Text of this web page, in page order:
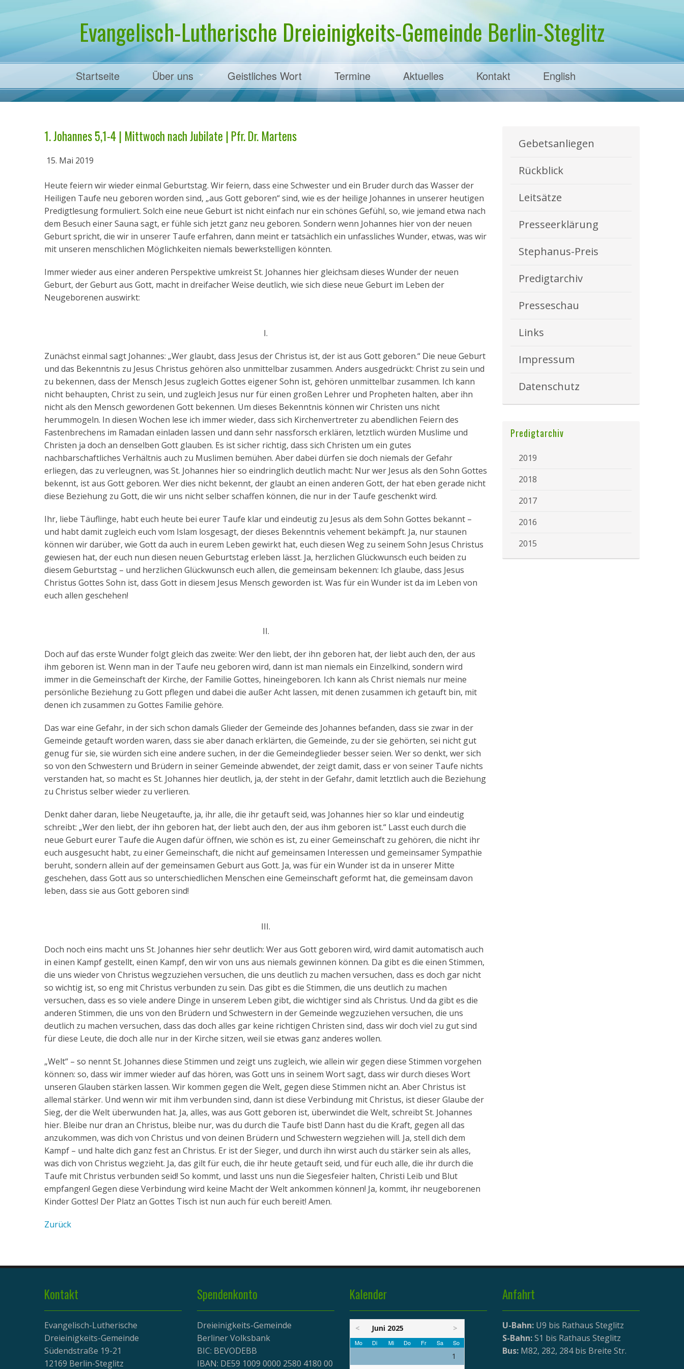
Evangelisch-Lutherische Dreieinigkeits-Gemeinde Berlin-Steglitz
Startseite
Über uns
Pfarrer Dr. Martens
Geistliches Wort Termine Aktuelles Kontakt English
1. Johannes 5,1-4 | Mittwoch nach Jubilate | Pfr. Dr. Martens
15. Mai 2019
Heute feiern wir wieder einmal Geburtstag. Wir feiern, dass eine Schwester und ein Bruder durch das Wasser der
Heiligen Taufe neu geboren worden sind, „aus Gott geboren“ sind, wie es der heilige Johannes in unserer heutigen
Predigtlesung formuliert. Solch eine neue Geburt ist nicht einfach nur ein schönes Gefühl, so, wie jemand etwa nach
dem Besuch einer Sauna sagt, er fühle sich jetzt ganz neu geboren. Sondern wenn Johannes hier von der neuen
Geburt spricht, die wir in unserer Taufe erfahren, dann meint er tatsächlich ein unfassliches Wunder, etwas, was wir
mit unseren menschlichen Möglichkeiten niemals bewerkstelligen könnten.
Immer wieder aus einer anderen Perspektive umkreist St. Johannes hier gleichsam dieses Wunder der neuen
Geburt, der Geburt aus Gott, macht in dreifacher Weise deutlich, wie sich diese neue Geburt im Leben der
Neugeborenen auswirkt:
I.
Zunächst einmal sagt Johannes: „Wer glaubt, dass Jesus der Christus ist, der ist aus Gott geboren.“ Die neue Geburt
und das Bekenntnis zu Jesus Christus gehören also unmittelbar zusammen. Anders ausgedrückt: Christ zu sein und
zu bekennen, dass der Mensch Jesus zugleich Gottes eigener Sohn ist, gehören unmittelbar zusammen. Ich kann
nicht behaupten, Christ zu sein, und zugleich Jesus nur für einen großen Lehrer und Propheten halten, aber ihn
nicht als den Mensch gewordenen Gott bekennen. Um dieses Bekenntnis können wir Christen uns nicht
herummogeln. In diesen Wochen lese ich immer wieder, dass sich Kirchenvertreter zu abendlichen Feiern des
Fastenbrechens im Ramadan einladen lassen und dann sehr nassforsch erklären, letztlich würden Muslime und
Christen ja doch an denselben Gott glauben. Es ist sicher richtig, dass sich Christen um ein gutes
nachbarschaftliches Verhältnis auch zu Muslimen bemühen. Aber dabei dürfen sie doch niemals der Gefahr
erliegen, das zu verleugnen, was St. Johannes hier so eindringlich deutlich macht: Nur wer Jesus als den Sohn Gottes
bekennt, ist aus Gott geboren. Wer dies nicht bekennt, der glaubt an einen anderen Gott, der hat eben gerade nicht
diese Beziehung zu Gott, die wir uns nicht selber schaffen können, die nur in der Taufe geschenkt wird.
Ihr, liebe Täuflinge, habt euch heute bei eurer Taufe klar und eindeutig zu Jesus als dem Sohn Gottes bekannt –
und habt damit zugleich euch vom Islam losgesagt, der dieses Bekenntnis vehement bekämpft. Ja, nur staunen
können wir darüber, wie Gott da auch in eurem Leben gewirkt hat, euch diesen Weg zu seinem Sohn Jesus Christus
gewiesen hat, der euch nun diesen neuen Geburtstag erleben lässt. Ja, herzlichen Glückwunsch euch beiden zu
diesem Geburtstag – und herzlichen Glückwunsch euch allen, die gemeinsam bekennen: Ich glaube, dass Jesus
Christus Gottes Sohn ist, dass Gott in diesem Jesus Mensch geworden ist. Was für ein Wunder ist da im Leben von
euch allen geschehen!
II.
Doch auf das erste Wunder folgt gleich das zweite: Wer den liebt, der ihn geboren hat, der liebt auch den, der aus
ihm geboren ist. Wenn man in der Taufe neu geboren wird, dann ist man niemals ein Einzelkind, sondern wird
immer in die Gemeinschaft der Kirche, der Familie Gottes, hineingeboren. Ich kann als Christ niemals nur meine
persönliche Beziehung zu Gott pflegen und dabei die außer Acht lassen, mit denen zusammen ich getauft bin, mit
denen ich zusammen zu Gottes Familie gehöre.
Das war eine Gefahr, in der sich schon damals Glieder der Gemeinde des Johannes befanden, dass sie zwar in der
Gemeinde getauft worden waren, dass sie aber danach erklärten, die Gemeinde, zu der sie gehörten, sei nicht gut
genug für sie, sie würden sich eine andere suchen, in der die Gemeindeglieder besser seien. Wer so denkt, wer sich
so von den Schwestern und Brüdern in seiner Gemeinde abwendet, der zeigt damit, dass er von seiner Taufe nichts
verstanden hat, so macht es St. Johannes hier deutlich, ja, der steht in der Gefahr, damit letztlich auch die Beziehung
zu Christus selber wieder zu verlieren.
Denkt daher daran, liebe Neugetaufte, ja, ihr alle, die ihr getauft seid, was Johannes hier so klar und eindeutig
schreibt: „Wer den liebt, der ihn geboren hat, der liebt auch den, der aus ihm geboren ist.“ Lasst euch durch die
neue Geburt eurer Taufe die Augen dafür öffnen, wie schön es ist, zu einer Gemeinschaft zu gehören, die nicht ihr
euch ausgesucht habt, zu einer Gemeinschaft, die nicht auf gemeinsamen Interessen und gemeinsamer Sympathie
beruht, sondern allein auf der gemeinsamen Geburt aus Gott. Ja, was für ein Wunder ist da in unserer Mitte
geschehen, dass Gott aus so unterschiedlichen Menschen eine Gemeinschaft geformt hat, die gemeinsam davon
leben, dass sie aus Gott geboren sind!
III.
Doch noch eins macht uns St. Johannes hier sehr deutlich: Wer aus Gott geboren wird, wird damit automatisch auch
in einen Kampf gestellt, einen Kampf, den wir von uns aus niemals gewinnen können. Da gibt es die einen Stimmen,
die uns wieder von Christus wegzuziehen versuchen, die uns deutlich zu machen versuchen, dass es doch gar nicht
so wichtig ist, so eng mit Christus verbunden zu sein. Das gibt es die Stimmen, die uns deutlich zu machen
versuchen, dass es so viele andere Dinge in unserem Leben gibt, die wichtiger sind als Christus. Und da gibt es die
anderen Stimmen, die uns von den Brüdern und Schwestern in der Gemeinde wegzuziehen versuchen, die uns
deutlich zu machen versuchen, dass das doch alles gar keine richtigen Christen sind, dass wir doch viel zu gut sind
für diese Leute, die doch alle nur in der Kirche sitzen, weil sie etwas ganz anderes wollen.
„Welt“ – so nennt St. Johannes diese Stimmen und zeigt uns zugleich, wie allein wir gegen diese Stimmen vorgehen
können: so, dass wir immer wieder auf das hören, was Gott uns in seinem Wort sagt, dass wir durch dieses Wort
unseren Glauben stärken lassen. Wir kommen gegen die Welt, gegen diese Stimmen nicht an. Aber Christus ist
allemal stärker. Und wenn wir mit ihm verbunden sind, dann ist diese Verbindung mit Christus, ist dieser Glaube der
Sieg, der die Welt überwunden hat. Ja, alles, was aus Gott geboren ist, überwindet die Welt, schreibt St. Johannes
hier. Bleibe nur dran an Christus, bleibe nur, was du durch die Taufe bist! Dann hast du die Kraft, gegen all das
anzukommen, was dich von Christus und von deinen Brüdern und Schwestern wegziehen will. Ja, stell dich dem
Kampf – und halte dich ganz fest an Christus. Er ist der Sieger, und durch ihn wirst auch du stärker sein als alles,
was dich von Christus wegzieht. Ja, das gilt für euch, die ihr heute getauft seid, und für euch alle, die ihr durch die
Taufe mit Christus verbunden seid! So kommt, und lasst uns nun die Siegesfeier halten, Christi Leib und Blut
empfangen! Gegen diese Verbindung wird keine Macht der Welt ankommen können! Ja, kommt, ihr neugeborenen
Kinder Gottes! Der Platz an Gottes Tisch ist nun auch für euch bereit! Amen.
Zurück
Gebetsanliegen
Rückblick
Leitsätze
Presseerklärung
Stephanus-Preis
Predigtarchiv
Presseschau
Links
Impressum
Datenschutz
Predigtarchiv
2019
2018
2017
2016
2015
Kontakt
Evangelisch-Lutherische
Dreieinigkeits-Gemeinde
Südendstraße 19-21
12169 Berlin-Steglitz
Spendenkonto
Dreieinigkeits-Gemeinde
Berliner Volksbank
BIC: BEVODEBB
IBAN: DE59 1009 0000 2580 4180 00
Kalender
< Juni 2025 >
Mo Di Mi Do Fr Sa So
1
Anfahrt
U-Bahn: U9 bis Rathaus Steglitz
S-Bahn:S1 bis Rathaus Steglitz
Bus: M82, 282, 284 bis Breite Str.